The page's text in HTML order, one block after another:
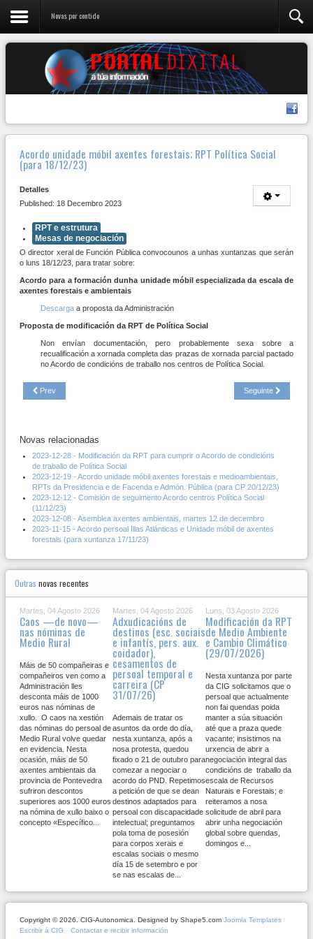
Novas por contido
Acordo unidade móbil axentes forestais; RPT Política Social
(para 18/12/23)
Detalles
Published: 18 Decembro 2023
RPT e estrutura
Mesas de negociación
O director xeral de Función Pública convocounos a unhas xuntanzas que serán
o luns 18/12/23, para tratar sobre:
Acordo para a formación dunha unidade móbil especializada da escala de
axentes forestais e ambientais
Descarga a proposta da Administración
Proposta de modificación da RPT de Política Social
Non envían documentación, pero probablemente sexa sobre a
recualificación a xornada completa das prazas de xornada parcial pactado
no Acordo de condicións de traballo nos centros de Política Social.
Prev Seguinte
Novas relacionadas
2023-12-28 - Modificación da RPT para cumprir o Acordo de condicións
de traballo de Política Social
2023-12-19 - Acordo unidade móbil axentes forestais e medioambientais,
RPTs da Presidencia e de Facenda e Admón. Pública (para CP 20/12/23)
2023-12-12 - Comisión de seguimento Acordo centros Política Social
(11/12/23)
2023-12-08 - Asemblea axentes ambientais, martes 12 de decembro
2023-11-15 - Acordo persoal Illas Atlánticas e Unidade móbil de axentes
forestais (para xuntanza 17/11/23)
Outras novas recentes
Martes, 04 Agosto 2026
Caos —de novo—
nas nóminas de
Medio Rural
Máis de 50 compañeiras e
compañeiros ven como a
Administración lles
desconta máis de 1000
euros nas nóminas de
xullo. O caos na xestión
das nóminas do persoal de
Medio Rural volve quedar
en evidencia. Nesta
ocasión, máis de 50
axentes ambientais da
provincia de Pontevedra
sufriron descontos
superiores aos 1000 euros
na nómina de xullo baixo o
concepto «Específico...
Martes, 04 Agosto 2026
Adxudicacións de
destinos (esc. sociais
e infantís, pers. aux.
coidador),
cesamentos de
persoal temporal e
carreira (CP
31/07/26)
Ademais de tratar os
asuntos da orde do día,
nesta xuntanza, após a
nosa protesta, quedou
fixado o 21 de outubro para
comezar a negociar o
acordo do PND. Repetimos
a petición de que se dean
destinos adaptados para
persoal con discapacidade
intelectual; preguntamos
pola toma de posesión
para corpos xerais e
escalas sociais o mesmo
día 15 de setembro e por
se nas escalas de...
Luns, 03 Agosto 2026
Modificación da RPT
de Medio Ambiente
e Cambio Climático
(29/07/2026)
Nesta xuntanza por parte
da CIG solicitamos que o
persoal que actualmente
non fai quendas poida
manter a súa situación
até que a praza quede
vacante; insistimos na
urxencia de abrir a
negociación integral das
condicións de traballo da
escala de Recursos
Naturais e Forestais; e
reiteramos a nosa
solicitude de abril para
abrir unha negociación
global sobre quendas,
domingos e...
Copyright © 2026. CIG-Autonomica. Designed by Shape5.com Joomla Templates
Escribir á CIG
Contactar e recibir información